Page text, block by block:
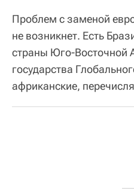
Проблем с заменой
не возникнет. Есть
страны Юго-Восточной
государства
африканские,